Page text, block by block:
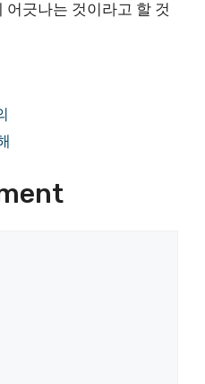
어긋나는 것이라고 할 것